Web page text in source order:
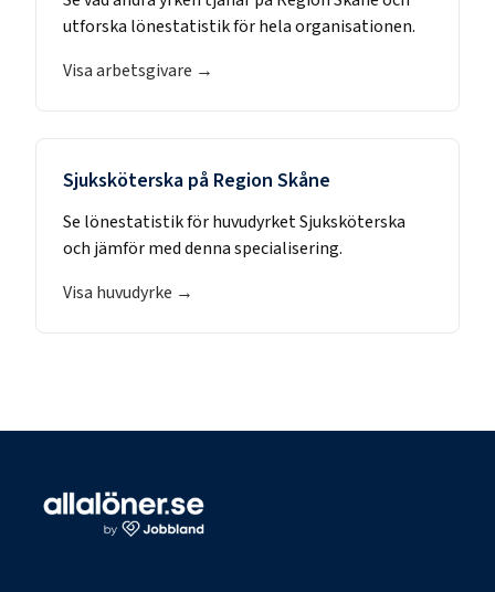
utforska lönestatistik för hela organisationen.
Visa arbetsgivare →
Sjuksköterska på Region Skåne
Se lönestatistik för huvudyrketSjuksköterska
och jämför med denna specialisering.
Visa huvudyrke →